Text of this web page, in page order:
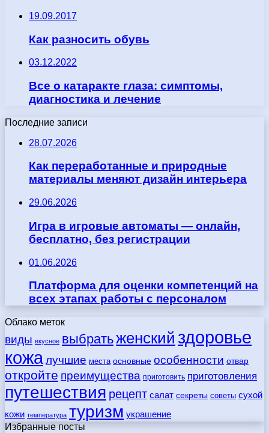
19.09.2017
Как разносить обувь
03.12.2022
Все о катаракте глаза: симптомы,
диагностика и лечение
Последние записи
28.07.2026
Как переработанные и природные
материалы меняют дизайн интерьера
29.06.2026
Игра в игровые автоматы — онлайн,
бесплатно, без регистрации
01.06.2026
Платформа для оценки компетенций на
всех этапах работы с персоналом
Облако меток
виды вкусное выбратьженский здоровье
кожалучшие места основные особенности отвар
откройте преимущества приготовить приготовления
путешествия рецепт салат секреты советы сухой
кожи температура туризм украшение
Избранные посты